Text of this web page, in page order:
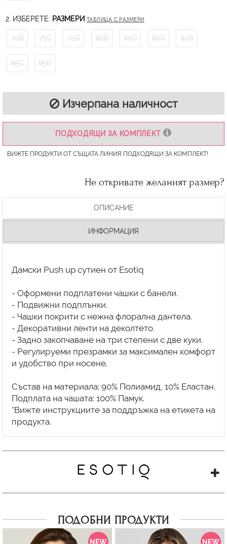
2. ИЗБЕРЕТЕ: РАЗМЕРИ ТАБЛИЦА С РАЗМЕРИ
75B 75C 75D 80B 80C 80D 85B
85C 85D
Изчерпана наличност
ПОДХОДЯЩИ ЗА КОМПЛЕКТ
ВИЖТЕ ПРОДУКТИ ОТ СЪЩАТА ЛИНИЯ ПОДХОДЯЩИ ЗА КОМПЛЕКТ!
Не откривате желаният размер?
ОПИСАНИЕ
ИНФОРМАЦИЯ
Дамски Push up сутиен от Esotiq
- Оформени подплатени чашки с банели.
- Подвижни подплънки.
- Чашки покрити с нежна флорална дантела.
- Декоративни ленти на деколтето.
- Задно закопчаване на три степени с две куки.
- Регулируеми презрамки за максимален комфорт
и удобство при носене.
Състав на материала: 90% Полиамид, 10% Еластан.
Подплата на чашата: 100% Памук.
*Вижте инструкциите за поддръжка на етикета на
продукта.
ПОДОБНИ ПРОДУКТИ
NEW NEW